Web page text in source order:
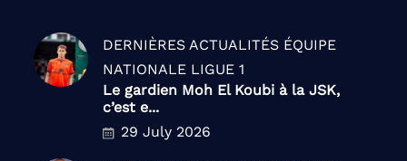
DERNIÈRES ACTUALITÉS ÉQUIPE
NATIONALE LIGUE 1
Le gardien Moh El Koubi à la JSK,
c’est e...
29 July 2026